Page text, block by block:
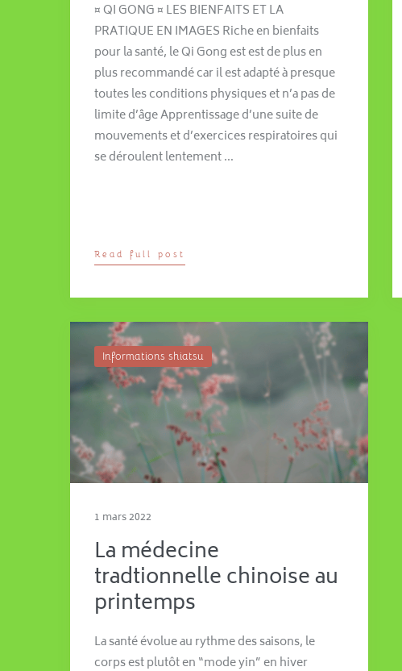
¤ QI GONG ¤ LES BIENFAITS ET LA
PRATIQUE EN IMAGES Riche en bienfaits
pour la santé, le Qi Gong est est de plus en
plus recommandé car il est adapté à presque
toutes les conditions physiques et n’a pas de
limite d’âge Apprentissage d’une suite de
mouvements et d’exercices respiratoires qui
se déroulent lentement …
Read full post
Informations shiatsu
1 mars 2022
La médecine
tradtionnelle chinoise au
printemps
La santé évolue au rythme des saisons, le
corps est plutôt en “mode yin” en hiver